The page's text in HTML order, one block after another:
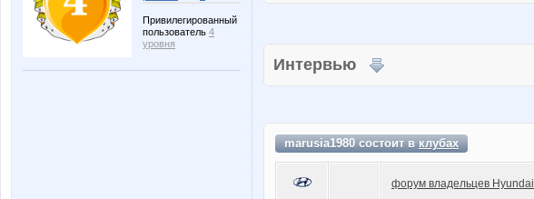
Привилегированный
пользователь 4
уровня
Интервью
marusia1980 состоит вклубах
форум владельцев Hyundai